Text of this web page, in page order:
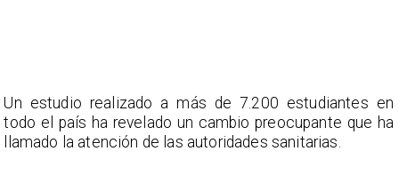
Un estudio realizado a más de 7.200 estudiantes en
todo el país ha revelado un cambio preocupante que ha
llamado la atención de las autoridades sanitarias.